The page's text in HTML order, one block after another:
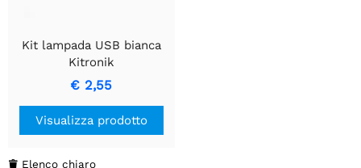
Kit lampada USB bianca
Kitronik
€ 2,55
Visualizza prodotto
 Elenco chiaro